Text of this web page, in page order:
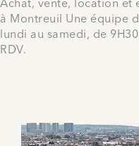
Achat, vente, location et
à Montreuil Une équipe
lundi au samedi, de
RDV.